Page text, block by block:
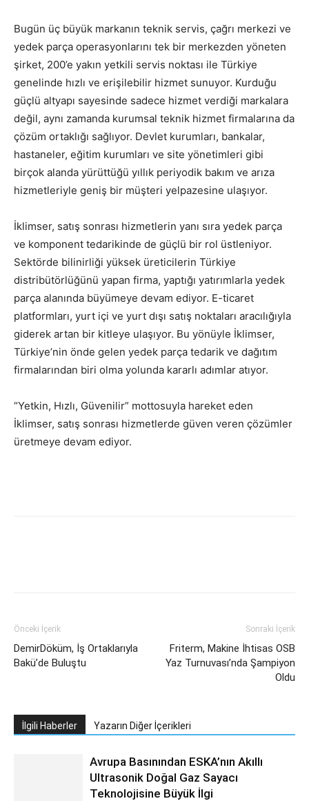
Bugün üç büyük markanın teknik servis, çağrı merkezi ve
yedek parça operasyonlarını tek bir merkezden yöneten
şirket, 200’e yakın yetkili servis noktası ile Türkiye
genelinde hızlı ve erişilebilir hizmet sunuyor. Kurduğu
güçlü altyapı sayesinde sadece hizmet verdiği markalara
değil, aynı zamanda kurumsal teknik hizmet firmalarına da
çözüm ortaklığı sağlıyor. Devlet kurumları, bankalar,
hastaneler, eğitim kurumları ve site yönetimleri gibi
birçok alanda yürüttüğü yıllık periyodik bakım ve arıza
hizmetleriyle geniş bir müşteri yelpazesine ulaşıyor.
İklimser, satış sonrası hizmetlerin yanı sıra yedek parça
ve komponent tedarikinde de güçlü bir rol üstleniyor.
Sektörde bilinirliği yüksek üreticilerin Türkiye
distribütörlüğünü yapan firma, yaptığı yatırımlarla yedek
parça alanında büyümeye devam ediyor. E-ticaret
platformları, yurt içi ve yurt dışı satış noktaları aracılığıyla
giderek artan bir kitleye ulaşıyor. Bu yönüyle İklimser,
Türkiye’nin önde gelen yedek parça tedarik ve dağıtım
firmalarından biri olma yolunda kararlı adımlar atıyor.
“Yetkin, Hızlı, Güvenilir” mottosuyla hareket eden
İklimser, satış sonrası hizmetlerde güven veren çözümler
üretmeye devam ediyor.
Önceki İçerik
DemirDöküm, İş Ortaklarıyla
Bakü’de Buluştu
Sonraki İçerik
Friterm, Makine İhtisas OSB
Yaz Turnuvası’nda Şampiyon
Oldu
İlgili Haberler Yazarın Diğer İçerikleri
Avrupa Basınından ESKA’nın Akıllı
Ultrasonik Doğal Gaz Sayacı
Teknolojisine Büyük İlgi